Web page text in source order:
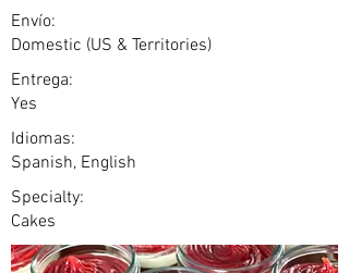
Envío:
Domestic (US & Territories)
Entrega:
Yes
Idiomas:
Spanish, English
Specialty:
Cakes